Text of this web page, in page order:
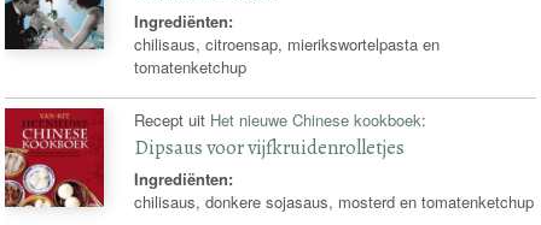
Ingrediënten:
chilisaus, citroensap, mierikswortelpasta en
tomatenketchup
Recept uit Het nieuwe Chinese kookboek:
Dipsaus voor vijfkruidenrolletjes
Ingrediënten:
chilisaus, donkere sojasaus, mosterd en tomatenketchup